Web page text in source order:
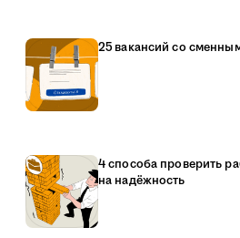
25 вакансий со
4 способа проверить
на надёжность